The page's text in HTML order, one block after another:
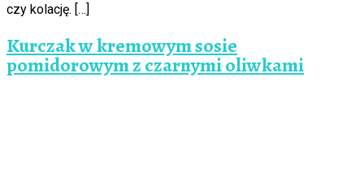
czy kolację. […]
Kurczak w kremowym sosie
pomidorowym z czarnymi oliwkami